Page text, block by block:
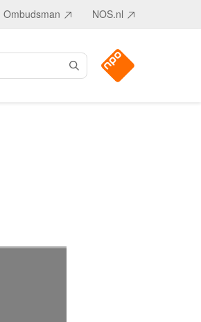
Ombudsman NOS.nl